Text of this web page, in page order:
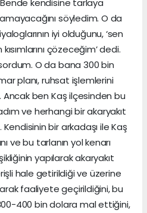
kendisine tarlaya
söyledim. O da
iyi olduğunu, ‘sen
çözeceğim’ dedi.
O da bana 300 bin
planı, ruhsat işlemlerini
ben Kaş ilçesinden bu
ve herhangi bir akaryakıt
bir arkadaşı ile Kaş
ve bu tarlanın yol kenarı
yapılarak akaryakıt
hale getirildiği ve üzerine
faaliyete geçirildiğini, bu
400 bin dolara mal ettiğini,